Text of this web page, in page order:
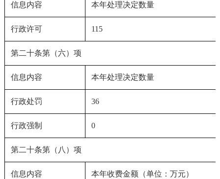
信息内容 本年处理决定数量
行政许可 115
第二十条第（六）项
信息内容 本年处理决定数量
行政处罚 36
行政强制 0
第二十条第（八）项
信息内容 本年收费金额（单位：万元）